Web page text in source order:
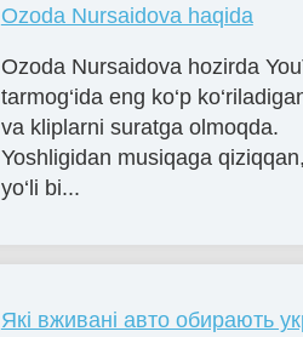
Ozoda Nursaidova haqida
Ozoda Nursaidova hozirda
tarmog‘ida eng ko‘p
va kliplarni suratga olmoqda.
Yoshligidan musiqaga
yo‘li bi...
Які вживані авто обирають